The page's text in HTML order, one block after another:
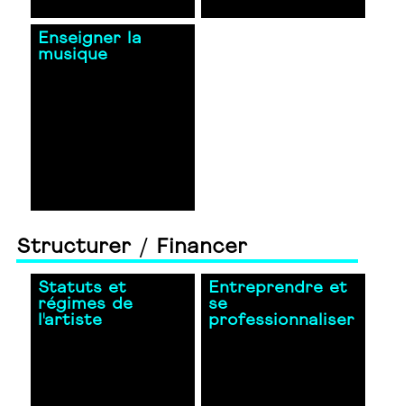
Enseigner la
musique
Structurer / Financer
Statuts et
régimes de
l'artiste
Entreprendre et
se
professionnaliser